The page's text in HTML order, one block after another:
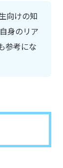
向けの知
身のリア
参考にな